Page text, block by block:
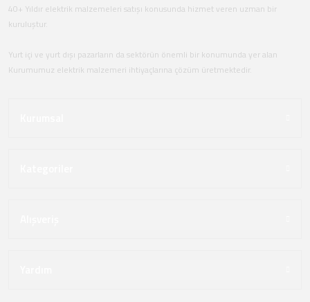
40+ Yıldır elektrik malzemeleri satışı konusunda hizmet veren uzman bir
kuruluştur.
Yurt içi ve yurt dışı pazarların da sektörün önemli bir konumunda yer alan
Kurumumuz elektrik malzemeri ihtiyaçlarına çözüm üretmektedir.